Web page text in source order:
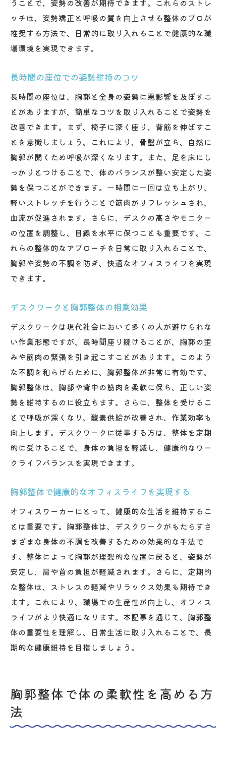
うことで、姿勢の改善が期待できます。これらのストレ
ッチは、姿勢矯正と呼吸の質を向上させる整体のプロが
推奨する方法で、日常的に取り入れることで健康的な職
場環境を実現できます。
長時間の座位での姿勢維持のコツ
長時間の座位は、胸郭と全身の姿勢に悪影響を及ぼすこ
とがありますが、簡単なコツを取り入れることで姿勢を
改善できます。まず、椅子に深く座り、背筋を伸ばすこ
とを意識しましょう。これにより、骨盤が立ち、自然に
胸郭が開くため呼吸が深くなります。また、足を床にし
っかりとつけることで、体のバランスが整い安定した姿
勢を保つことができます。一時間に一回は立ち上がり、
軽いストレッチを行うことで筋肉がリフレッシュされ、
血流が促進されます。さらに、デスクの高さやモニター
の位置を調整し、目線を水平に保つことも重要です。こ
れらの整体的なアプローチを日常に取り入れることで、
胸郭や姿勢の不調を防ぎ、快適なオフィスライフを実現
できます。
デスクワークと胸郭整体の相乗効果
デスクワークは現代社会において多くの人が避けられな
い作業形態ですが、長時間座り続けることが、胸郭の歪
みや筋肉の緊張を引き起こすことがあります。このよう
な不調を和らげるために、胸郭整体が非常に有効です。
胸郭整体は、胸部や背中の筋肉を柔軟に保ち、正しい姿
勢を維持するのに役立ちます。さらに、整体を受けるこ
とで呼吸が深くなり、酸素供給が改善され、作業効率も
向上します。デスクワークに従事する方は、整体を定期
的に受けることで、身体の負担を軽減し、健康的なワー
クライフバランスを実現できます。
胸郭整体で健康的なオフィスライフを実現する
オフィスワーカーにとって、健康的な生活を維持するこ
とは重要です。胸郭整体は、デスクワークがもたらすさ
まざまな身体の不調を改善するための効果的な手法で
す。整体によって胸郭が理想的な位置に戻ると、姿勢が
安定し、肩や首の負担が軽減されます。さらに、定期的
な整体は、ストレスの軽減やリラックス効果も期待でき
ます。これにより、職場での生産性が向上し、オフィス
ライフがより快適になります。本記事を通じて、胸郭整
体の重要性を理解し、日常生活に取り入れることで、長
期的な健康維持を目指しましょう。
胸郭整体で体の柔軟性を高める方
法